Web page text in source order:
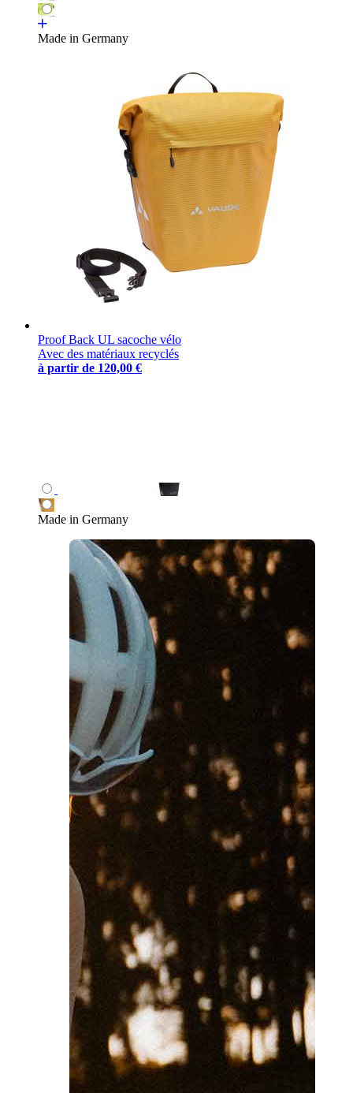
Made in Germany
Proof Back UL sacoche vélo
Avec des matériaux recyclés
à partir de 120,00 €
Made in Germany